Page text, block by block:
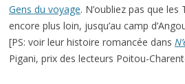
Gens du voyage. N’oubliez pas que
encore plus loin, jusqu’au camp
[PS: voir leur histoire romancée dans
Pigani, prix des lecteurs Poitou-